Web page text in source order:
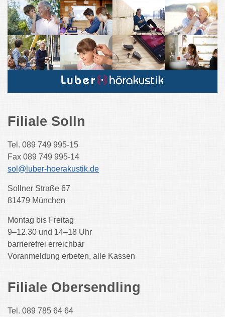
Filiale Solln
Tel. 089 749 995-15
Fax 089 749 995-14
sol@luber-hoerakustik.de
Sollner Straße 67
81479 München
Montag bis Freitag
9–12.30 und 14–18 Uhr
barrierefrei erreichbar
Voranmeldung erbeten, alle Kassen
Filiale Obersendling
Tel. 089 785 64 64